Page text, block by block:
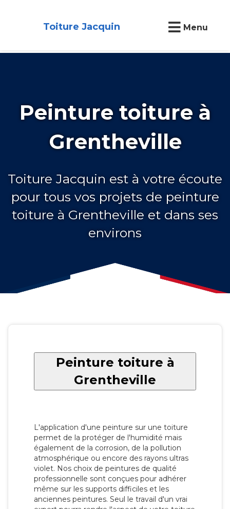
Toiture Jacquin Menu
Peinture toiture à
Grentheville
Toiture Jacquin est à votre écoute
pour tous vos projets de peinture
toiture à Grentheville et dans ses
environs
Peinture toiture à
Grentheville
L'application d'une peinture sur une toiture
permet de la protéger de l'humidité mais
également de la corrosion, de la pollution
atmosphérique ou encore des rayons ultras
violet. Nos choix de peintures de qualité
professionnelle sont conçues pour adhérer
même sur les supports difficiles et les
anciennes peintures. Seul le travail d'un vrai